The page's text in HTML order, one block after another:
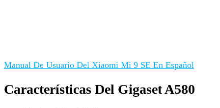
Manual De Usuario Del Xiaomi Mi 9 SE En Español
Características Del Gigaset A580